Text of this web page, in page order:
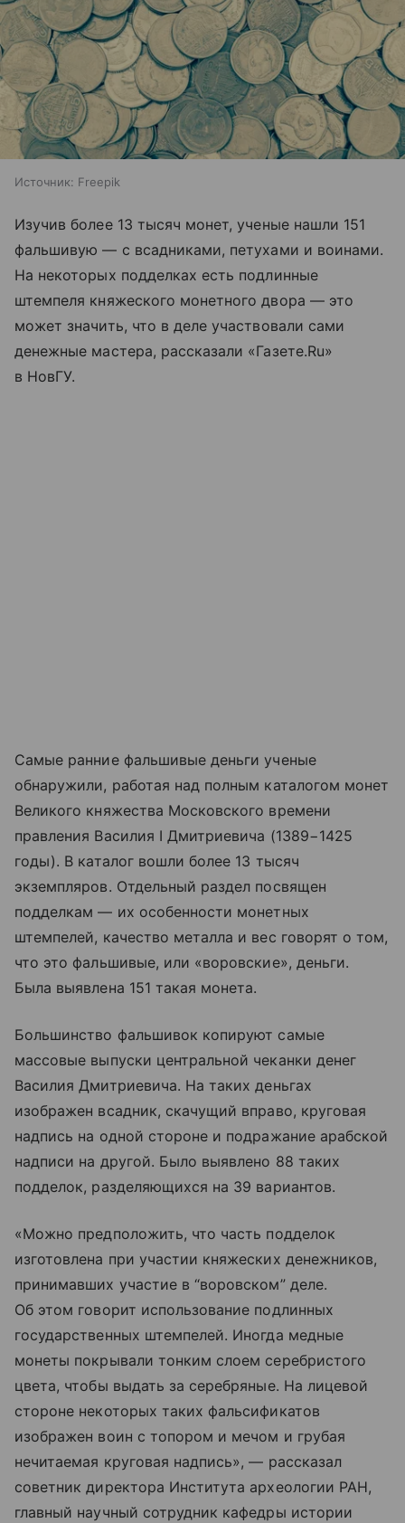
Источник: Freepik
Изучив более 13 тысяч монет, ученые нашли 151
фальшивую — с всадниками, петухами и воинами.
На некоторых подделках есть подлинные
штемпеля княжеского монетного двора — это
может значить, что в деле участвовали сами
денежные мастера, рассказали «Газете.Ru»
в НовГУ.
Самые ранние фальшивые деньги ученые
обнаружили, работая над полным каталогом монет
Великого княжества Московского времени
правления Василия I Дмитриевича (1389−1425
годы). В каталог вошли более 13 тысяч
экземпляров. Отдельный раздел посвящен
подделкам — их особенности монетных
штемпелей, качество металла и вес говорят о том,
что это фальшивые, или «воровские», деньги.
Была выявлена 151 такая монета.
Большинство фальшивок копируют самые
массовые выпуски центральной чеканки денег
Василия Дмитриевича. На таких деньгах
изображен всадник, скачущий вправо, круговая
надпись на одной стороне и подражание арабской
надписи на другой. Было выявлено 88 таких
подделок, разделяющихся на 39 вариантов.
«Можно предположить, что часть подделок
изготовлена при участии княжеских денежников,
принимавших участие в “воровском” деле.
Об этом говорит использование подлинных
государственных штемпелей. Иногда медные
монеты покрывали тонким слоем серебристого
цвета, чтобы выдать за серебряные. На лицевой
стороне некоторых таких фальсификатов
изображен воин с топором и мечом и грубая
нечитаемая круговая надпись», — рассказал
советник директора Института археологии РАН,
главный научный сотрудник кафедры истории